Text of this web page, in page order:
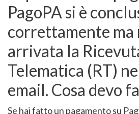
PagoPA si è
correttamente ma
arrivata la
Telematica (RT)
email. Cosa devo
Se hai fatto un pagamento su